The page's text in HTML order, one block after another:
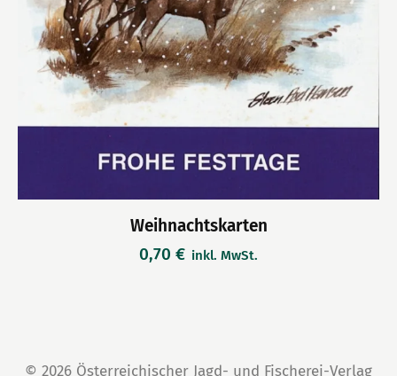
Weihnachtskarten
0,70 € inkl. MwSt.
© 2026 Österreichischer Jagd- und Fischerei-Verlag